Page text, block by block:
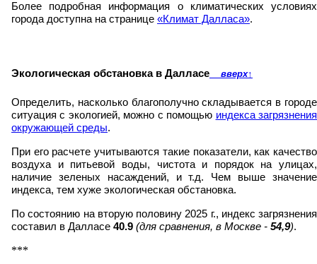
Более подробная информация о климатических условиях
города доступна на странице «Климат Далласа».
Экологическая обстановка в Далласе вверх↑
Определить, насколько благополучно складывается в городе
ситуация с экологией, можно с помощью индекса загрязнения
окружающей среды.
При его расчете учитываются такие показатели, как качество
воздуха и питьевой воды, чистота и порядок на улицах,
наличие зеленых насаждений, и т.д. Чем выше значение
индекса, тем хуже экологическая обстановка.
По состоянию на вторую половину 2025 г., индекс загрязнения
составил в Далласе 40.9 (для сравнения, в Москве - 54,9).
***